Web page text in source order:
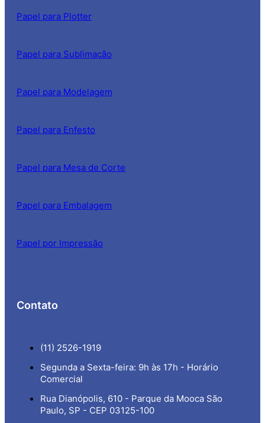
Papel para Plotter
Papel para Sublimação
Papel para Modelagem
Papel para Enfesto
Papel para Mesa de Corte
Papel para Embalagem
Papel por Impressão
Contato
(11) 2526-1919
Segunda a Sexta-feira: 9h às 17h - Horário
Comercial
Rua Dianópolis, 610 - Parque da Mooca São
Paulo, SP - CEP 03125-100